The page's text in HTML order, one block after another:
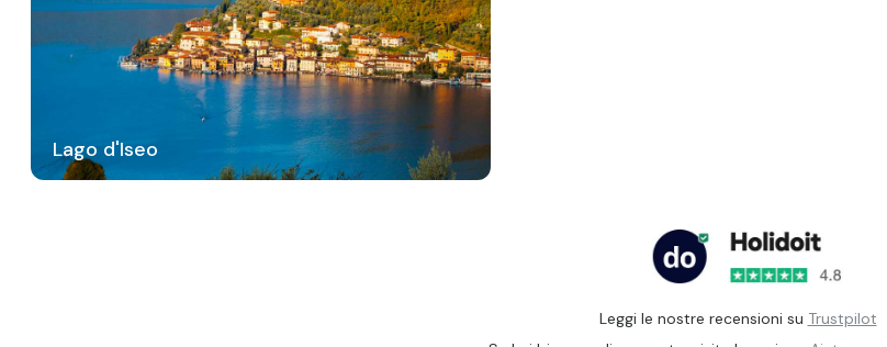
Lago d'Iseo
Leggi le nostre recensioni su Trustpilot